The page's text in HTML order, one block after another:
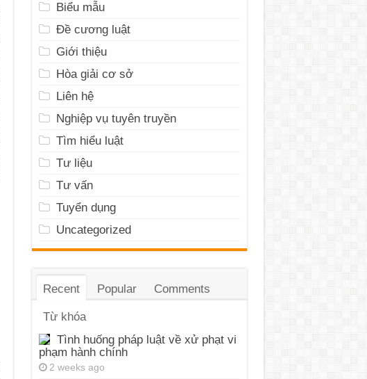
Biểu mẫu
Đề cương luật
Giới thiệu
Hòa giải cơ sở
Liên hệ
Nghiệp vụ tuyên truyền
Tìm hiểu luật
Tư liệu
Tư vấn
Tuyển dụng
Uncategorized
Recent Popular Comments
Từ khóa
Tình huống pháp luật về xử phạt vi
phạm hành chính
2 weeks ago